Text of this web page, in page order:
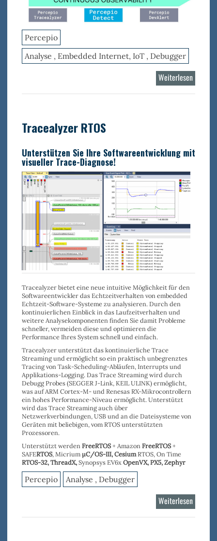
Percepio
Analyse , Embedded Internet, IoT , Debugger
Weiterlesen
Tracealyzer RTOS
Unterstützen Sie Ihre Softwareentwicklung mit
visueller Trace-Diagnose!
Tracealyzer bietet eine neue intuitive Möglichkeit für den
Softwareentwickler das Echtzeitverhalten von embedded
Echtzeit-Software-Systeme zu analysieren. Durch den
kontinuierlichen Einblick in das Laufzeitverhalten und
weitere Analysekomponenten finden Sie damitProbleme
schneller, vermeiden diese und optimieren die
PerformanceIhres System schnell und einfach.
Tracealyzerunterstützt daskontinuierliche Trace
Streamingund ermöglicht so ein praktisch unbegrenztes
Tracing von Task-Scheduling-Abläufen, Interrupts und
Applikations-Logging. Das Trace Streaming wird durch
Debugg Probes(SEGGER J-Link, KEIL ULINK) ermöglicht,
was auf ARM Cortex-M- und Renesas RX-Mikrocontrollern
ein hohes Performance-Niveau ermöglicht. Unterstützt
wird das Trace Streaming auch über
Netzwerkverbindungen, USBund an dieDateisystemevon
Geräten mit beliebigen, vom RTOS unterstützten
Prozessoren.
Unterstützt werden FreeRTOS+ Amazon FreeRTOS+
SAFERTOS, Micrium µC/OS-III,CesiumRTOS, On Time
RTOS-32,ThreadX,Synopsys EV6xOpenVX,PX5, Zephyr
Percepio Analyse , Debugger
Weiterlesen